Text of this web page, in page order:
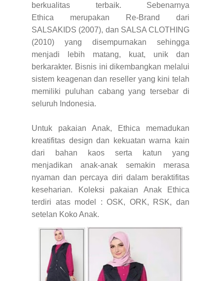
berkualitas terbaik. Sebenarnya
Ethica merupakan Re-Brand dari
SALSAKIDS (2007), dan SALSA CLOTHING
(2010) yang disempurnakan sehingga
menjadi lebih matang, kuat, unik dan
berkarakter. Bisnis ini dikembangkan melalui
sistem keagenan dan reseller yang kini telah
memiliki puluhan cabang yang tersebar di
seluruh Indonesia.
Untuk pakaian Anak, Ethica memadukan
kreatifitas design dan kekuatan warna kain
dari bahan kaos serta katun yang
menjadikan anak-anak semakin merasa
nyaman dan percaya diri dalam beraktifitas
keseharian. Koleksi pakaian Anak Ethica
terdiri atas model : OSK, ORK, RSK, dan
setelan Koko Anak.